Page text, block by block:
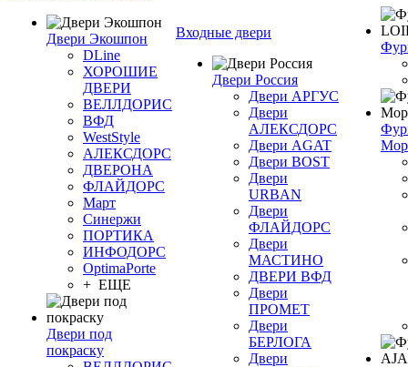
Двери Экошпон
DLine
ХОРОШИЕ
ДВЕРИ
ВЕЛЛДОРИС
ВФД
WestStyle
АЛЕКСДОРС
ДВЕРОНА
ФЛАЙДОРС
Март
Синержи
ПОРТИКА
ИНФОДОРС
OptimaPorte
+ ЕЩЕ
Двери под
покраску
Входные двери
Двери Россия
Двери АРГУС
Двери
АЛЕКСДОРС
Двери AGAT
Двери BOST
Двери
URBAN
Двери
ФЛАЙДОРС
Двери
МАСТИНО
ДВЕРИ ВФД
Двери
ПРОМЕТ
Двери
БЕРЛОГА
Двери